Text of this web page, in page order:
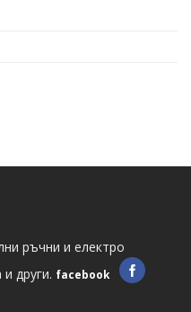
ръчни и електро
други. facebook